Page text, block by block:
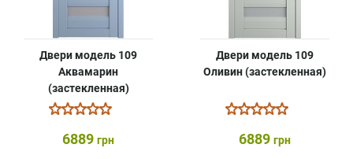
Двери модель 109
Аквамарин
(застекленная)
6889 грн
Двери модель 109
Оливин (застекленная)
6889 грн